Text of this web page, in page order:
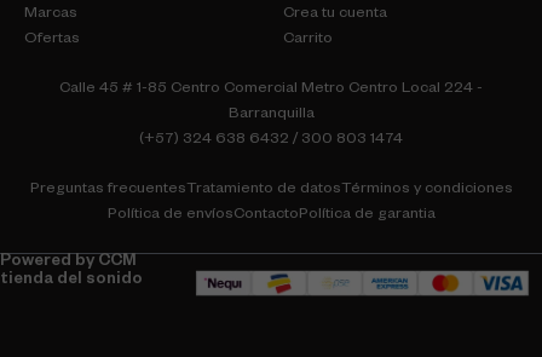
Marcas
Ofertas
Crea tu cuenta
Carrito
Calle 45 # 1-85 Centro Comercial Metro Centro Local 224 -
Barranquilla
(+57) 324 638 6432 / 300 803 1474
Preguntas frecuentes Tratamiento de datos Términos y condiciones
Política de envíosContactoPolítica de garantia
Powered by CCM
tienda del sonido